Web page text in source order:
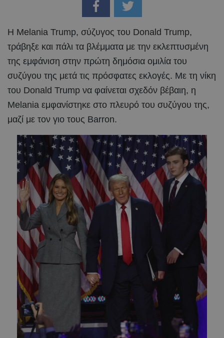
Η Melania Trump, σύζυγος του Donald Trump,
τράβηξε και πάλι τα βλέμματα με την εκλεπτυσμένη
της εμφάνιση στην πρώτη δημόσια ομιλία του
συζύγου της μετά τις πρόσφατες εκλογές. Με τη νίκη
του Donald Trump να φαίνεται σχεδόν βέβαιη, η
Melania εμφανίστηκε στο πλευρό του συζύγου της,
μαζί με τον γιο τους Barron.